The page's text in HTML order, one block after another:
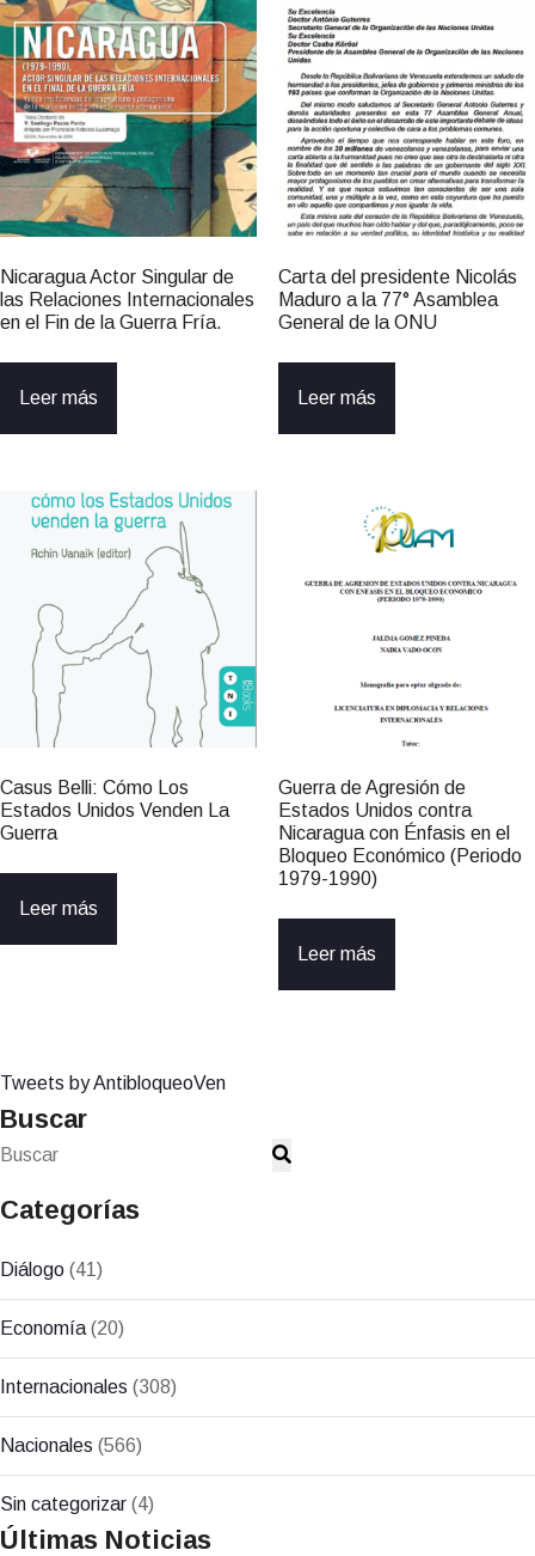
Nicaragua Actor Singular de
las Relaciones Internacionales
en el Fin de la Guerra Fría.
Leer más
Carta del presidente Nicolás
Maduro a la 77° Asamblea
General de la ONU
Leer más
Casus Belli: Cómo Los
Estados Unidos Venden La
Guerra
Leer más
Guerra de Agresión de
Estados Unidos contra
Nicaragua con Énfasis en el
Bloqueo Económico (Periodo
1979-1990)
Leer más
Tweets by AntibloqueoVen
Buscar
Categorías
Diálogo (41)
Economía (20)
Internacionales (308)
Nacionales (566)
Sin categorizar (4)
Últimas Noticias